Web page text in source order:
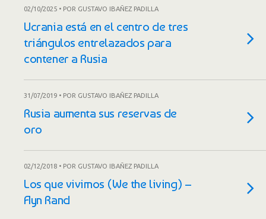
02/10/2025 • POR GUSTAVO IBAÑEZ PADILLA
Ucrania está en el centro de tres
triángulos entrelazados para
contener a Rusia
31/07/2019 • POR GUSTAVO IBAÑEZ PADILLA
Rusia aumenta sus reservas de
oro
02/12/2018 • POR GUSTAVO IBAÑEZ PADILLA
Los que vivimos (We the living) –
Ayn Rand